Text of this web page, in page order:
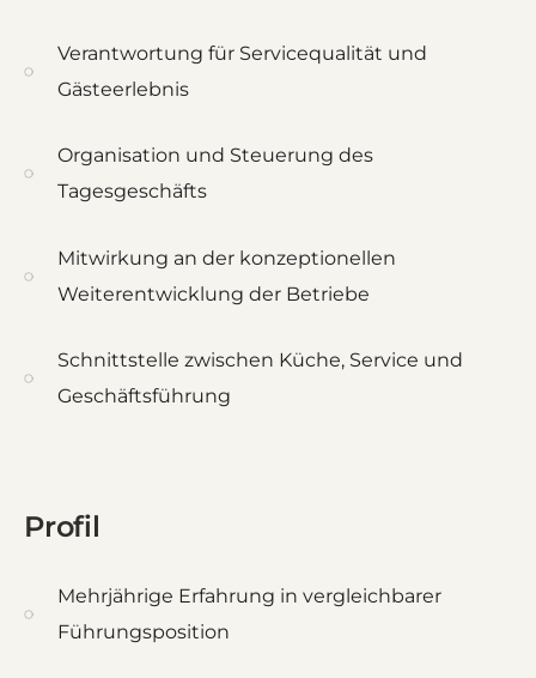
Verantwortung für Servicequalität und
Gästeerlebnis
Organisation und Steuerung des
Tagesgeschäfts
Mitwirkung an der konzeptionellen
Weiterentwicklung der Betriebe
Schnittstelle zwischen Küche, Service und
Geschäftsführung
Profil
Mehrjährige Erfahrung in vergleichbarer
Führungsposition